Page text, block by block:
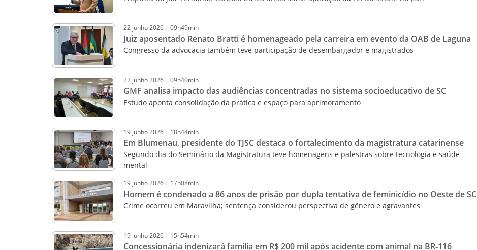
22 junho2026 | 09h49min
Juiz aposentado Renato Bratti é homenageado pela carreira em evento da OAB de Laguna
Congresso da advocacia também teve participação de desembargador e magistrados
22 junho2026 | 09h40min
GMF analisa impacto das audiências concentradas no sistema socioeducativo de SC
Estudo aponta consolidação da prática e espaço para aprimoramento
19 junho2026 | 18h44min
Em Blumenau, presidente do TJSC destaca o fortalecimento da magistratura catarinense
Segundo dia do Seminário da Magistratura teve homenagens e palestras sobre tecnologia e saúde
mental
19 junho2026 | 17h08min
Homem é condenado a 86 anos de prisão por dupla tentativa de feminicídio no Oeste de SC
Crime ocorreu em Maravilha; sentença considerou perspectiva de gênero e agravantes
19 junho2026 | 15h54min
Concessionária indenizará família em R$ 200 mil após acidente com animal na BR‑116